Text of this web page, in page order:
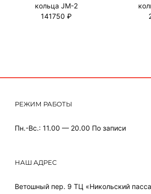
кольца JM-2
141750 ₽
РЕЖИМ РАБОТЫ
Пн.-Вс.: 11.00 — 20.00 По записи
НАШ АДРЕС
Ветошный пер. 9 ТЦ «Никольский